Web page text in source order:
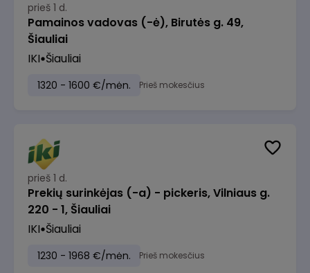
prieš 1 d.
Pamainos vadovas (-ė), Birutės g. 49,
Šiauliai
IKI Šiauliai
1320 - 1600 €/mėn. Prieš mokesčius
prieš 1 d.
Prekių surinkėjas (-a) - pickeris, Vilniaus g.
220 - 1, Šiauliai
IKI Šiauliai
1230 - 1968 €/mėn. Prieš mokesčius